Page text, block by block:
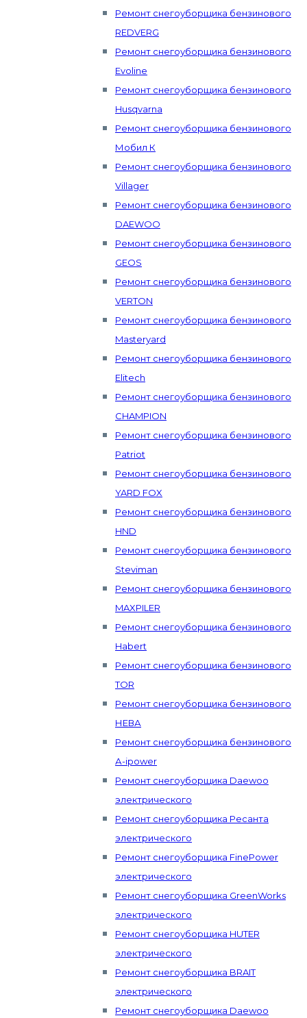
Ремонт снегоуборщика бензинового
REDVERG
Ремонт снегоуборщика бензинового
Evoline
Ремонт снегоуборщика бензинового
Husqvarna
Ремонт снегоуборщика бензинового
Мобил К
Ремонт снегоуборщика бензинового
Villager
Ремонт снегоуборщика бензинового
DAEWOO
Ремонт снегоуборщика бензинового
GEOS
Ремонт снегоуборщика бензинового
VERTON
Ремонт снегоуборщика бензинового
Masteryard
Ремонт снегоуборщика бензинового
Elitech
Ремонт снегоуборщика бензинового
CHAMPION
Ремонт снегоуборщика бензинового
Patriot
Ремонт снегоуборщика бензинового
YARD FOX
Ремонт снегоуборщика бензинового
HND
Ремонт снегоуборщика бензинового
Steviman
Ремонт снегоуборщика бензинового
MAXPILER
Ремонт снегоуборщика бензинового
Habert
Ремонт снегоуборщика бензинового
TOR
Ремонт снегоуборщика бензинового
НЕВА
Ремонт снегоуборщика бензинового
А-ipower
Ремонт снегоуборщика Daewoo
электрического
Ремонт снегоуборщика Ресанта
электрического
Ремонт снегоуборщика FinePower
электрического
Ремонт снегоуборщика GreenWorks
электрического
Ремонт снегоуборщика HUTER
электрического
Ремонт снегоуборщика BRAIT
электрического
Ремонт снегоуборщика Daewoo